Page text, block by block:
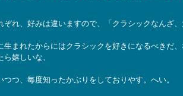
ぞれ、好みは違いますので、「クラシックなんざ
生まれたからにはクラシックを好きになるべきだ
ら嬉しいな、
つつ、毎度知ったかぶりをしておりやす。へい。